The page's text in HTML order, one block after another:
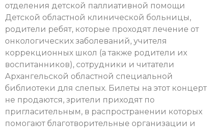
отделения детской паллиативной помощи
Детской областной клинической больницы,
родители ребят, которые проходят лечение от
онкологических заболеваний, учителя
коррекционных школ (а также родители их
воспитанников), сотрудники и читатели
Архангельской областной специальной
библиотеки для слепых. Билеты на этот концерт
не продаются, зрители приходят по
пригласительным, в распространении которых
помогают благотворительные организации и